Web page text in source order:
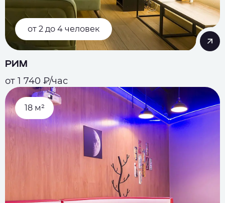
от 2 до 4 человек
РИМ
от 1 740 ₽/час
18 м²